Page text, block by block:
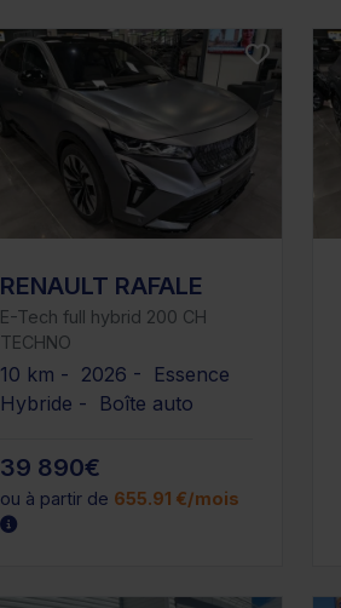
RENAULT RAFALE
E-Tech full hybrid 200 CH
TECHNO
10 km - 2026 - Essence
Hybride - Boîte auto
39 890€
ou à partir de 655.91 €/mois